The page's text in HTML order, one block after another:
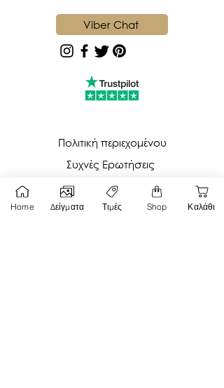
Viber Chat
Πολιτική περιεχομένου
Συχνές Ερωτήσεις
Τρόποι Πληρωμής
Τι παίρνω με το i-do.gr
Home Δείγματα Τιμές Shop Καλάθι